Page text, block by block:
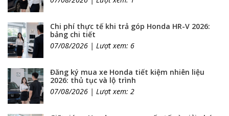
Chi phí thực tế khi trả góp Honda HR-V 2026:
bảng chi tiết
07/08/2026 | Lượt xem: 6
Đăng ký mua xe Honda tiết kiệm nhiên liệu
2026: thủ tục và lộ trình
07/08/2026 | Lượt xem: 2